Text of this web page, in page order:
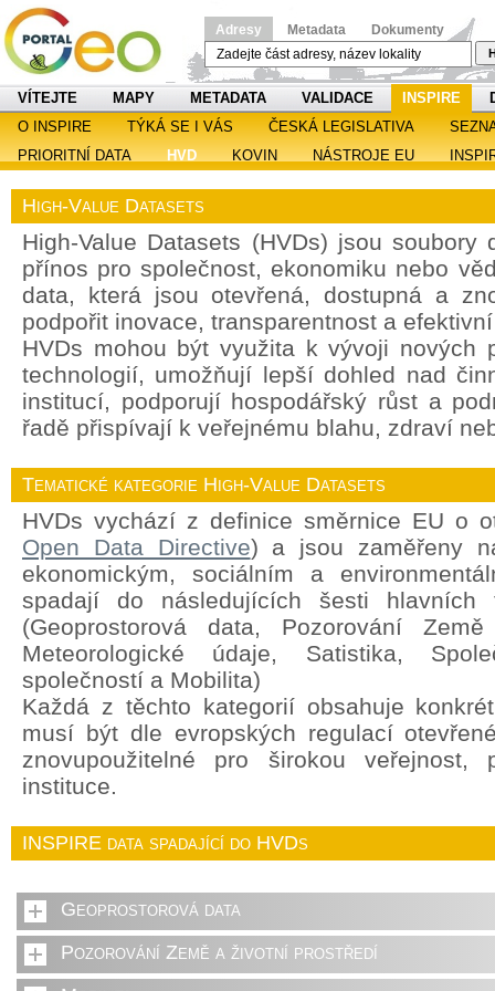
Adresy Metadata Dokumenty
VÍTEJTE MAPY METADATA VALIDACE INSPIRE
O INSPIRE
TÝKÁ SE I VÁS ČESKÁ LEGISLATIVA
PRIORITNÍ DATA
HVD KOVIN NÁSTROJE EU
High-Value Datasets
High-Value Datasets (HVDs) jsou
přínos pro společnost, ekonomiku nebo
data, která jsou otevřená, dostupná a
podpořit inovace, transparentnost a
HVDs mohou být využita k vývoji nových
technologií, umožňují lepší dohled nad
institucí, podporují hospodářský růst a
řadě přispívají k veřejnému blahu, zdraví
Tematické kategorie High-Value Datasets
HVDs vychází z definice směrnice EU o
Open Data Directive) a jsou zaměřeny
ekonomickým, sociálním a
spadají do následujících šesti hlavních
(Geoprostorová data, Pozorování
Meteorologické údaje, Satistika,
společností a Mobilita)
Každá z těchto kategorií obsahuje
musí být dle evropských regulací
znovupoužitelné pro širokou veřejnost,
instituce.
INSPIRE data spadající do HVDs
Geoprostorová data
Pozorování Země a životní prostředí